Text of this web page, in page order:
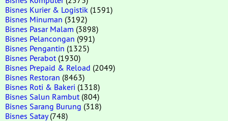
Bisnes Kurier & Logistik (1591)
Bisnes Minuman (3192)
Bisnes Pasar Malam (3898)
Bisnes Pelancongan (991)
Bisnes Pengantin (1325)
Bisnes Perabot (1930)
Bisnes Prepaid & Reload (2049)
Bisnes Restoran (8463)
Bisnes Roti & Bakeri (1318)
Bisnes Salun Rambut (804)
Bisnes Sarang Burung (318)
Bisnes Satay(748)